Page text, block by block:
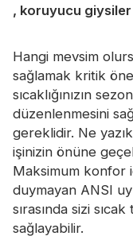
Endüstriyel
CHINASTARS
Yeni ürün
Sertifika
Katalog
Video
Temas etmek
, koruyucu giysiler
Hangi mevsim
sağlamak kritik
sıcaklığınızın
düzenlenmesini
gereklidir. Ne
işinizin önüne
Maksimum konfor
duymayan ANSI
sırasında sizi
sağlayabilir.